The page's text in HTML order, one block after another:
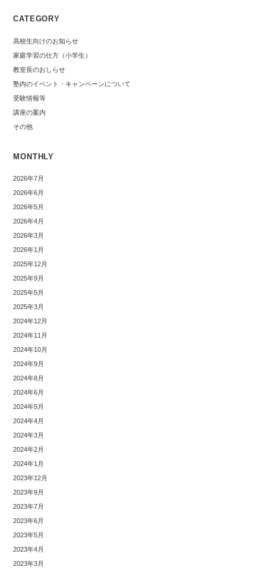
CATEGORY
高校生向けのお知らせ
家庭学習の仕方（小学生）
教室長のおしらせ
塾内のイベント・キャンペーンについて
受験情報等
講座の案内
その他
MONTHLY
2026年7月
2026年6月
2026年5月
2026年4月
2026年3月
2026年1月
2025年12月
2025年9月
2025年5月
2025年3月
2024年12月
2024年11月
2024年10月
2024年9月
2024年8月
2024年6月
2024年5月
2024年4月
2024年3月
2024年2月
2024年1月
2023年12月
2023年9月
2023年7月
2023年6月
2023年5月
2023年4月
2023年3月